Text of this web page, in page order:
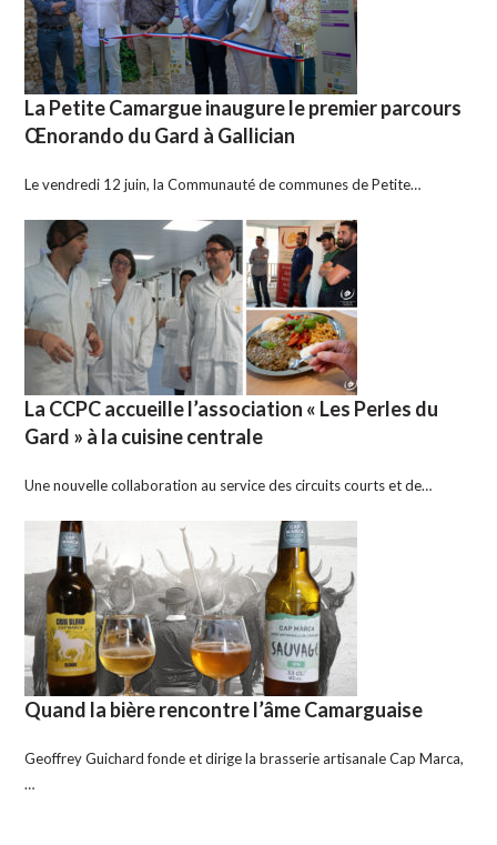
La Petite Camargue inaugure le premier parcours
Œnorando du Gard à Gallician
Le vendredi 12 juin, la Communauté de communes de Petite…
La CCPC accueille l’association « Les Perles du
Gard » à la cuisine centrale
Une nouvelle collaboration au service des circuits courts et de…
Quand la bière rencontre l’âme Camarguaise
Geoffrey Guichard fonde et dirige la brasserie artisanale Cap Marca,
…